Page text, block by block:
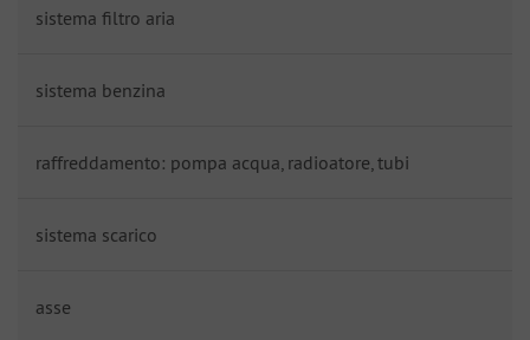
sistema filtro aria
sistema benzina
raffreddamento: pompa acqua, radioatore, tubi
sistema scarico
asse